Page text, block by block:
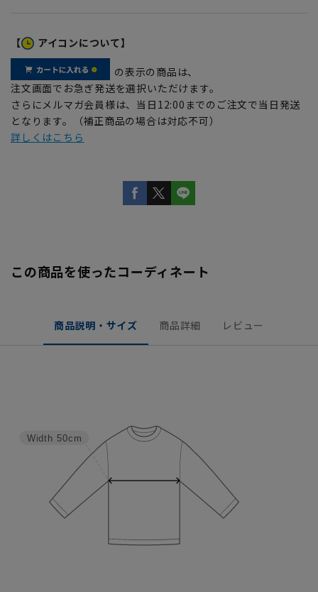
【 アイコンについて】
の表示の商品は、
注文画面でお急ぎ発送を選択いただけます。
さらにメルマガ会員様は、当日12:00までのご注文で当日発送
となります。（補正商品の場合は対応不可）
詳しくはこちら
この商品を使ったコーディネート
商品説明・サイズ 商品詳細 レビュー
Width 50cm